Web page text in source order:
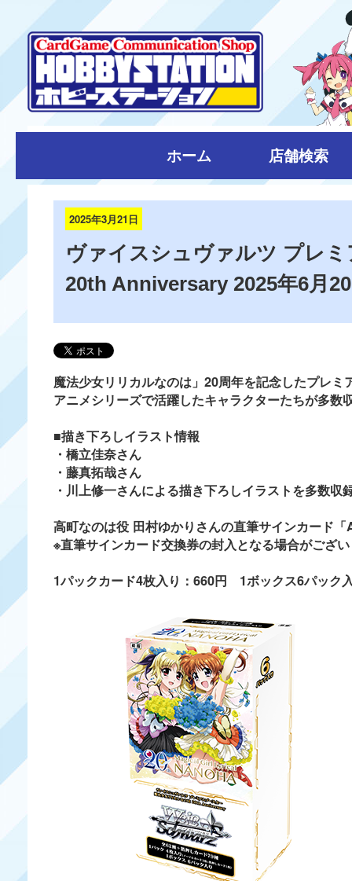
ホーム 店舗検索
2025年3月21日
ヴァイスシュヴァルツ プレ
20th Anniversary 2025年6月
魔法少女リリカルなのは」20周年を記念したプレミ
アニメシリーズで活躍したキャラクターたちが多数
■描き下ろしイラスト情報
・橋立佳奈さん
・藤真拓哉さん
・川上修一さんによる描き下ろしイラストを多数収
高町なのは役 田村ゆかりさんの直筆サインカード
※直筆サインカード交換券の封入となる場合がござい
1パックカード4枚入り：660円 1ボックス6パック